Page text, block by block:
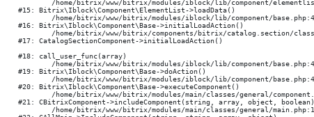
#15: Bitrix\Iblock\Component\ElementList->loadData()
#16: Bitrix\Iblock\Component\Base->initialLoadAction()
#17: CatalogSectionComponent->initialLoadAction()
#18: call_user_func(array)
#19: Bitrix\Iblock\Component\Base->doAction()
#20: Bitrix\Iblock\Component\Base->executeComponent()
#21: CBitrixComponent->includeComponent(string, array, object, boolean)